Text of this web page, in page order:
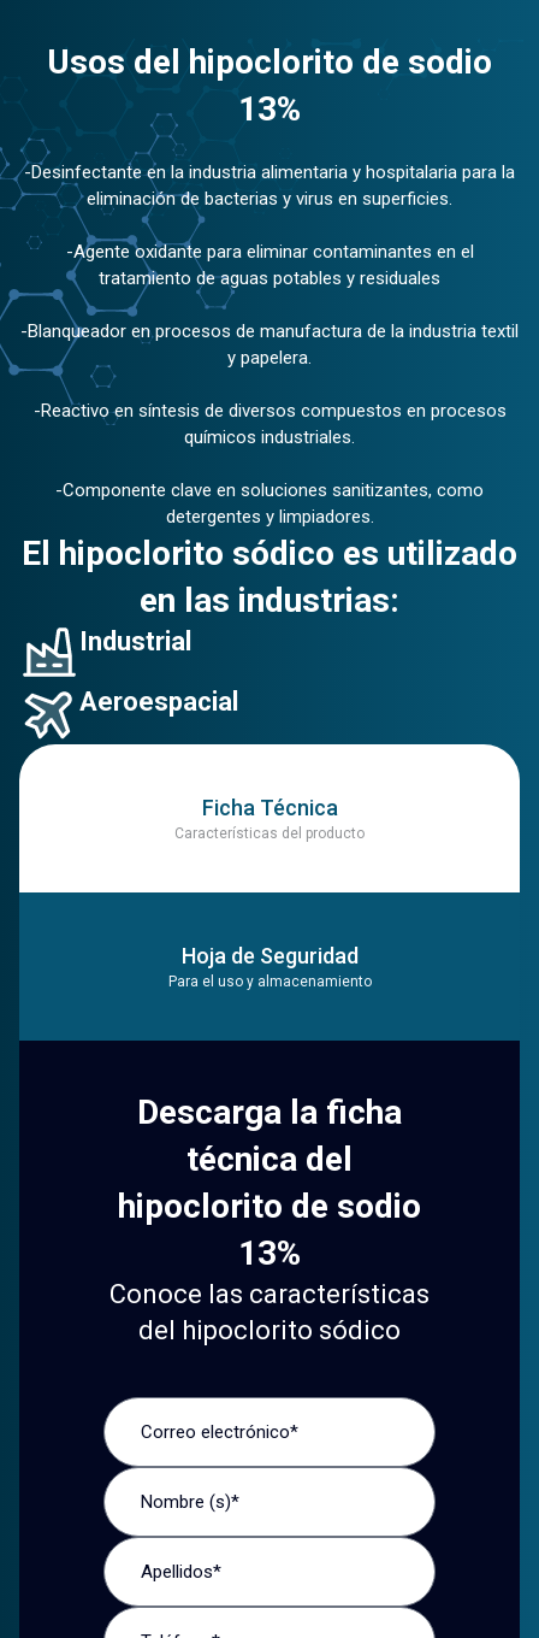
Usos del hipoclorito de sodio
13%
-Desinfectante en la industria alimentaria y hospitalaria para la
eliminación de bacterias y virus en superficies.
-Agente oxidante para eliminar contaminantes en el
tratamiento de aguas potables y residuales
-Blanqueador en procesos de manufactura de la industria textil
y papelera.
-Reactivo en síntesis de diversos compuestos en procesos
químicos industriales.
-Componente clave en soluciones sanitizantes, como
detergentes y limpiadores.
El hipoclorito sódico es utilizado
en las industrias:
Industrial
Aeroespacial
Ficha Técnica
Características del producto
Hoja de Seguridad
Para el uso y almacenamiento
Descarga la ficha
técnica del
hipoclorito de sodio
13%
Conoce las características
del hipoclorito sódico